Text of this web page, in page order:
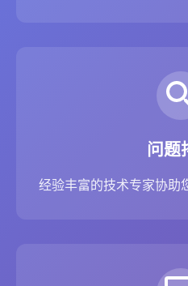
问题
经验丰富的技术专家协助